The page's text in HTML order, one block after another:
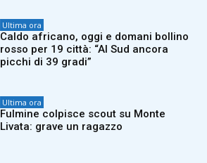
Ultima ora
Caldo africano, oggi e domani bollino
rosso per 19 città: “Al Sud ancora
picchi di 39 gradi”
Ultima ora
Fulmine colpisce scout su Monte
Livata: grave un ragazzo